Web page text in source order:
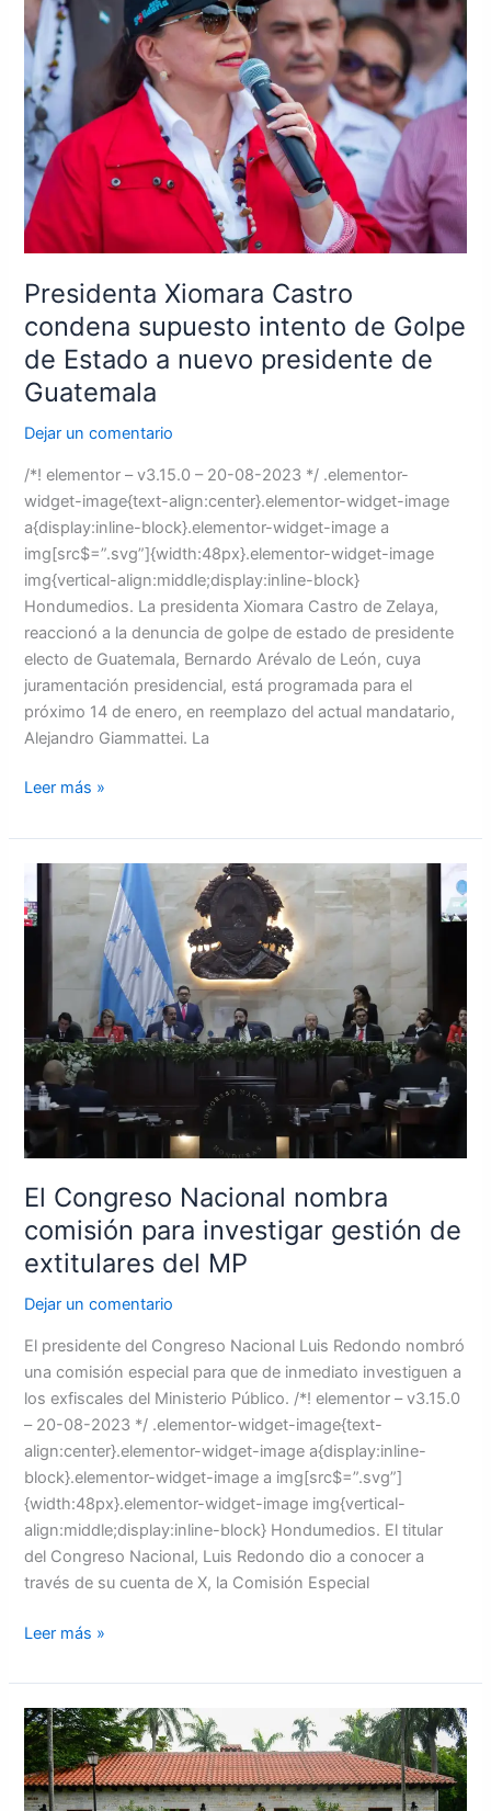
Presidenta Xiomara Castro
condena supuesto intento de Golpe
de Estado a nuevo presidente de
Guatemala
Dejar un comentario
/*! elementor – v3.15.0 – 20-08-2023 */ .elementor-
widget-image{text-align:center}.elementor-widget-image
a{display:inline-block}.elementor-widget-image a
img[src$=”.svg”]{width:48px}.elementor-widget-image
img{vertical-align:middle;display:inline-block}
Hondumedios. La presidenta Xiomara Castro de Zelaya,
reaccionó a la denuncia de golpe de estado de presidente
electo de Guatemala, Bernardo Arévalo de León, cuya
juramentación presidencial, está programada para el
próximo 14 de enero, en reemplazo del actual mandatario,
Alejandro Giammattei. La
condena
supuesto
intento
de
Golpe
de
Estado
a
nuevo
presidente
Guatemala
Leer más »
El Congreso Nacional nombra
comisión para investigar gestión de
extitulares del MP
Dejar un comentario
El presidente del Congreso Nacional Luis Redondo nombró
una comisión especial para que de inmediato investiguen a
los exfiscales del Ministerio Público. /*! elementor – v3.15.0
– 20-08-2023 */ .elementor-widget-image{text-
align:center}.elementor-widget-image a{display:inline-
block}.elementor-widget-image a img[src$=”.svg”]
{width:48px}.elementor-widget-image img{vertical-
align:middle;display:inline-block} Hondumedios. El titular
del Congreso Nacional, Luis Redondo dio a conocer a
través de su cuenta de X, la Comisión Especial
Congreso
Nacional
nombra
investigar
gestión
de
extitulares
del
MP
Leer más »
La
universidad
de
El